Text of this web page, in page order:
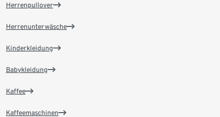
Herrenpullover
Herrenunterwäsche
Kinderkleidung
Babykleidung
Kaffee
Kaffeemaschinen